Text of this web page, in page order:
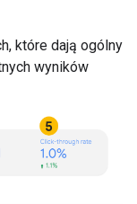
które dają ogólny
wyników